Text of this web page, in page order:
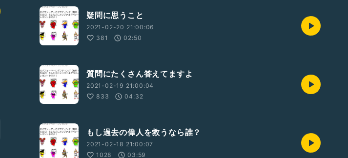
疑問に思うこと
2021-02-20 21:00:06
381
02:50
質問にたくさん答えてますよ
2021-02-19 21:00:04
833
04:32
もし過去の偉人を救うなら誰？
2021-02-18 21:00:07
1028
03:59